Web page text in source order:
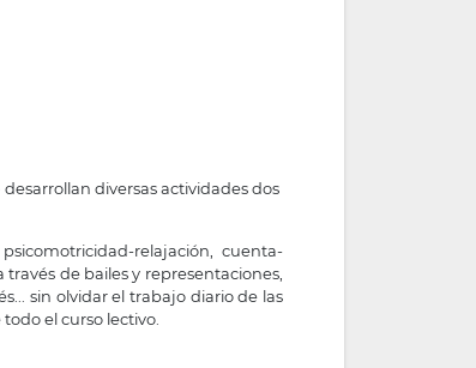
diversas actividades dos
relajación, cuenta-
de bailes y representaciones,
sin olvidar el trabajo diario de las
el curso lectivo.